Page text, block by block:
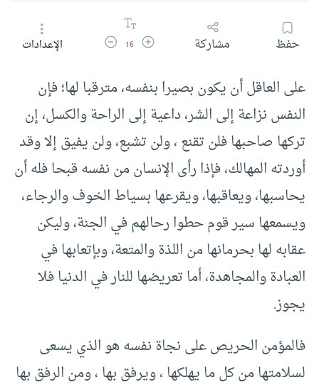
حفظ مشاركة زيادة حجم الخط
16 تقليل حجم الخطالإعدادات
على العاقل أن يكون بصيرا بنفسه، مترقبا لها؛ فإن
النفس نزاعة إلى الشر، داعية إلى الراحة والكسل، إن
تركها صاحبها فلن تقنع ، ولن تشبع، ولن يفيق إلا وقد
أوردته المهالك، فإذا رأى الإنسان من نفسه قبحا فله أن
يحاسبها، ويعاقبها، ويقرعها بسياط الخوف والرجاء،
ويسمعها سير قوم حطوا رحالهم في الجنة، وليكن
عقابه لها بحرمانها من اللذة والمتعة، وبإتعابها في
العبادة والمجاهدة، أما تعريضها للنار في الدنيا فلا
يجوز.
فالمؤمن الحريص على نجاة نفسه هو الذي يسعى
لسلامتها من كل ما يهلكها ، ويرفق بها ، ومن الرفق بها